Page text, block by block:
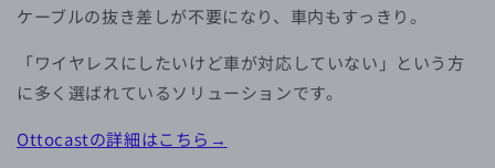
ケーブルの抜き差しが不要になり、車内もすっきり。
「ワイヤレスにしたいけど車が対応していない」という方
に多く選ばれているソリューションです。
Ottocastの詳細はこちら→